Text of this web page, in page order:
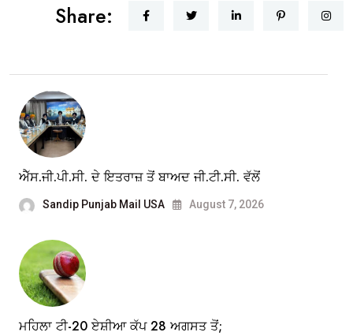
Share:
ਐੱਸ.ਜੀ.ਪੀ.ਸੀ. ਦੇ ਇਤਰਾਜ਼ ਤੋਂ ਬਾਅਦ ਜੀ.ਟੀ.ਸੀ. ਵੱਲੋਂ
Sandip Punjab Mail USA August 7, 2026
ਮਹਿਲਾ ਟੀ-20 ਏਸ਼ੀਆ ਕੱਪ 28 ਅਗਸਤ ਤੋਂ;